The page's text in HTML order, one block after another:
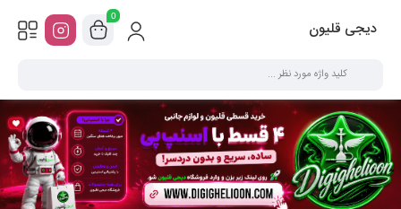
دیجی قلیون
0